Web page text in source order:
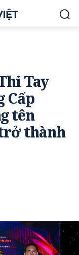
Tay
Cấp
tên
thành